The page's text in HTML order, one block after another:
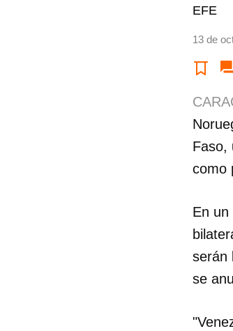
EFE
13 de
Faso,
como
En un
serán
se